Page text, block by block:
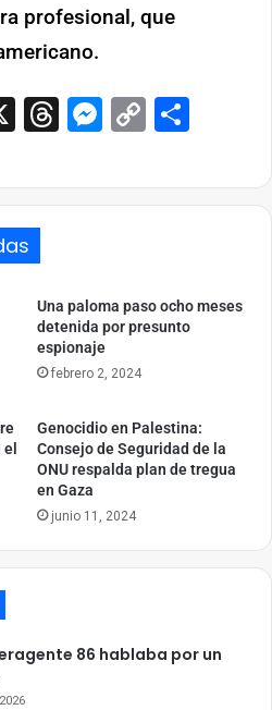
profesional, que
X ThreadsCopy
Una paloma paso ocho meses
detenida por presunto
espionaje
febrero 2, 2024
Genocidio en Palestina:
Consejo de Seguridad de la
ONU respalda plan de tregua
en Gaza
junio 11, 2024
86 hablaba por un